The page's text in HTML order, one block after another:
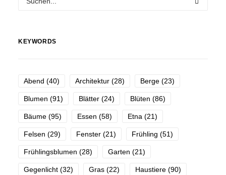
KEYWORDS
Abend (40) Architektur (28) Berge (23)
Blumen (91) Blätter (24) Blüten (86)
Bäume (95) Essen (58) Etna (21)
Felsen (29) Fenster (21) Frühling (51)
Frühlingsblumen (28) Garten (21)
Gegenlicht (32) Gras (22) Haustiere (90)